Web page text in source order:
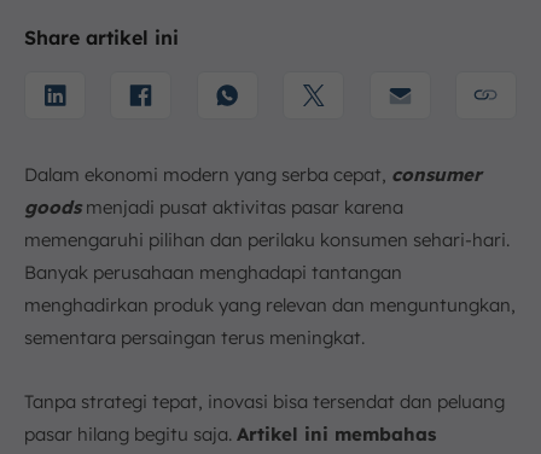
3. Specialty Goods (Produk Khusus/Mewah)
1. Persaingan Pasar yang Sangat Ketat
3. Perubahan Tren dan Preferensi Konsumen yang
Cepat
Optimalkan Produksi Consumer Goods dengan
Software Sales ScaleOcean
Kesimpulan
FAQ:
Share artikel ini
Dalam ekonomi modern yang serba cepat, consumer
goodsmenjadi pusat aktivitas pasar karena
memengaruhi pilihan dan perilaku konsumen sehari-hari.
Banyak perusahaan menghadapi tantangan
menghadirkan produk yang relevan dan menguntungkan,
sementara persaingan terus meningkat.
Tanpa strategi tepat, inovasi bisa tersendat dan peluang
pasar hilang begitu saja. Artikel ini membahas